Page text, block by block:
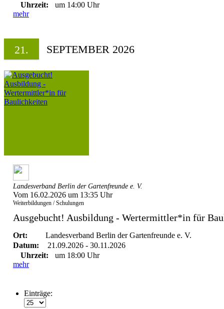
Uhrzeit:
um 14:00 Uhr
mehr
21. SEPTEMBER 2026
Landesverband Berlin der Gartenfreunde e. V.
Vom 16.02.2026 um 13:35 Uhr
Weiterbildungen / Schulungen
Ausgebucht! Ausbildung - Wertermittler*in für
Ort:
Landesverband Berlin der Gartenfreunde e. V.
Datum:
21.09.2026 - 30.11.2026
Uhrzeit:
um 18:00 Uhr
mehr
Einträge: